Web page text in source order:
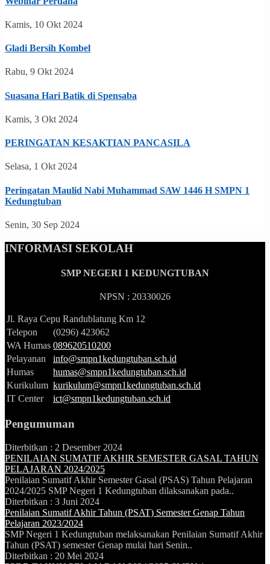
Kamis, 10 Okt 2024
Gladi Bersih Kombel
Rabu, 9 Okt 2024
Suasana Hari Batik di Spensaba
Kamis, 3 Okt 2024
PERINGATAN KESAKTIAN PANCASILA
Selasa, 1 Okt 2024
Peringatan Maulid Nabi Muhammad SAW 1446 H SMPN 1
Kedungtuban
Senin, 30 Sep 2024
INFORMASI SEKOLAH
SMP NEGERI 1 KEDUNGTUBAN
NPSN : 20330026
Jl. Raya Cepu Randublatung Km 12
Telepon
(0296) 423062
WA Humas 089620510200
Pelayanan
info@smpn1kedungtuban.sch.id
Humas
humas@smpn1kedungtuban.sch.id
Kurikulum kurikulum@smpn1kedungtuban.sch.id
IT Center
ict@smpn1kedungtuban.sch.id
Pengumuman
Diterbitkan : 2 Desember 2024
PENILAIAN SUMATIF AKHIR SEMESTER GASAL TAHUN
PELAJARAN 2024/2025
Penilaian Sumatif Akhir Semester Gasal (PSAS) Tahun Pelajaran
2024/2025 SMP Negeri 1 Kedungtuban dilaksanakan pada..
Diterbitkan : 3 Juni 2024
Penilaian Sumatif Akhir Tahun (PSAT) Semester Genap Tahun
Pelajaran 2023/2024
SMP Negeri 1 Kedungtuban melaksanakan Penilaian Sumatif Akhir
Tahun (PSAT) semester Genap mulai hari Senin..
Diterbitkan : 20 Mei 2024